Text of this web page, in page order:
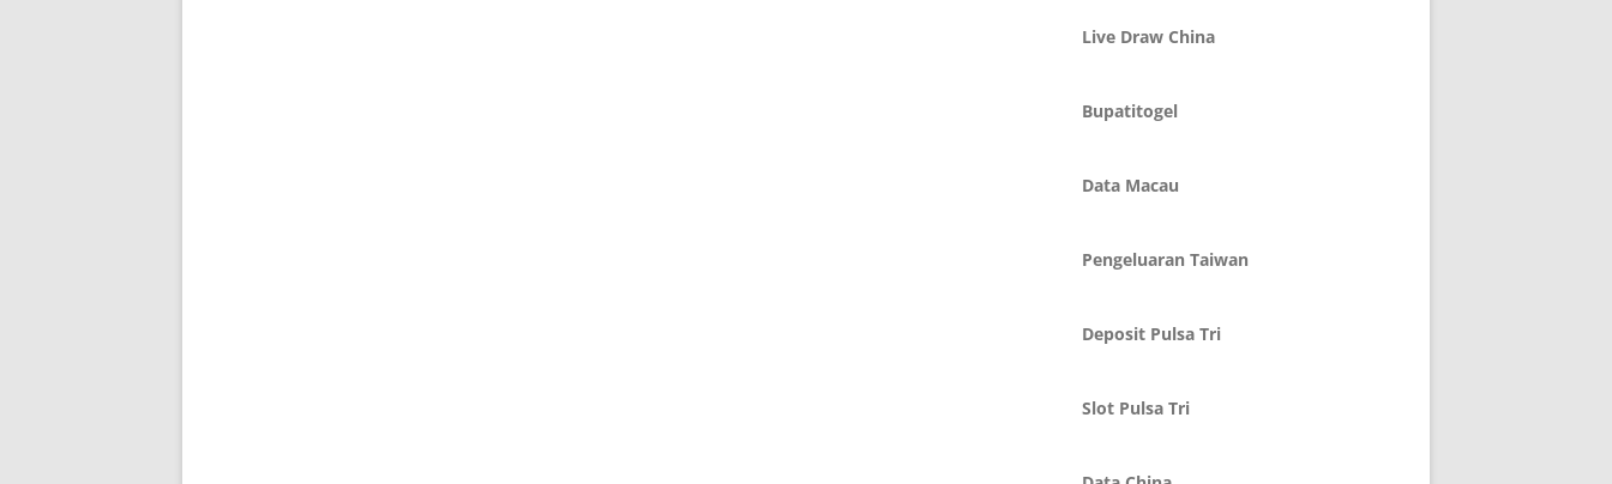
Live Draw China
Bupatitogel
Data Macau
Pengeluaran Taiwan
Deposit Pulsa Tri
Slot Pulsa Tri